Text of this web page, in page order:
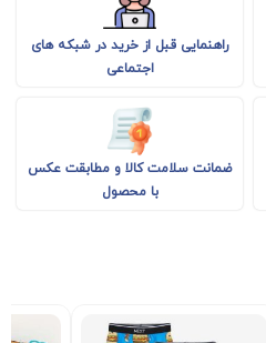
راهنمایی قبل از خرید در شبکه های
اجتماعی
ضمانت سلامت کالا و مطابقت عکس
با محصول